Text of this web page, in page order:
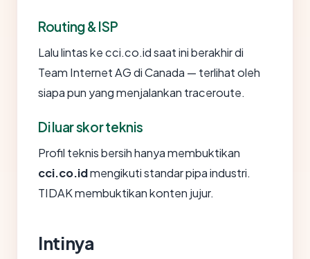
Routing & ISP
Lalu lintas ke cci.co.id saat ini berakhir di
Team Internet AG di Canada — terlihat oleh
siapa pun yang menjalankan traceroute.
Di luar skor teknis
Profil teknis bersih hanya membuktikan
cci.co.idmengikuti standar pipa industri.
TIDAK membuktikan konten jujur.
Intinya